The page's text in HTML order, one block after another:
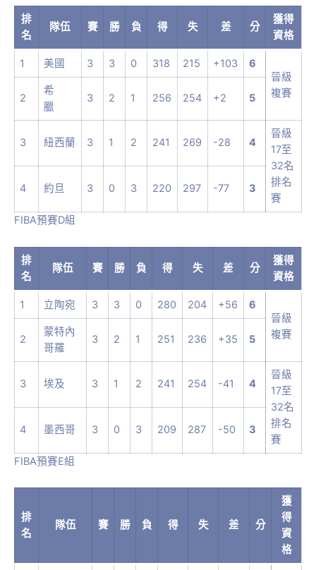
排
名
隊伍 賽 勝 負 得 失 差 分
獲得
資格
1 美國 3 3 0 318 215 +103
6
晉級
複賽
2
希
臘
3 2 1 256 254 +2 5
3 紐西蘭 3 1 2 241 269 -28 4
晉級
17至
32名
排名
賽
4 約旦 3 0 3 220 297 -77 3
FIBA預賽D組
排
名
隊伍 賽 勝 負 得 失 差 分
獲得
資格
1 立陶宛 3 3 0 280 204 +56
6
晉級
複賽
2
蒙特內
哥羅
3 2 1 251 236 +35 5
3 埃及 3 1 2 241 254 -41 4
晉級
17至
32名
排名
賽
4 墨西哥 3 0 3 209 287 -50 3
FIBA預賽E組
排
名
隊伍 賽 勝 負 得 失 差 分
獲
得
資
格